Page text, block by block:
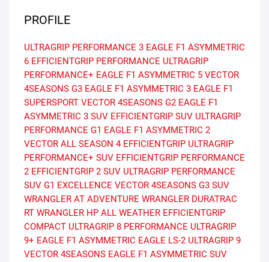
PROFILE
ULTRAGRIP PERFORMANCE 3 EAGLE F1 ASYMMETRIC
6 EFFICIENTGRIP PERFORMANCE ULTRAGRIP
PERFORMANCE+ EAGLE F1 ASYMMETRIC 5 VECTOR
4SEASONS G3 EAGLE F1 ASYMMETRIC 3 EAGLE F1
SUPERSPORT VECTOR 4SEASONS G2 EAGLE F1
ASYMMETRIC 3 SUV EFFICIENTGRIP SUV ULTRAGRIP
PERFORMANCE G1 EAGLE F1 ASYMMETRIC 2
VECTOR ALL SEASON 4 EFFICIENTGRIP ULTRAGRIP
PERFORMANCE+ SUV EFFICIENTGRIP PERFORMANCE
2 EFFICIENTGRIP 2 SUV ULTRAGRIP PERFORMANCE
SUV G1 EXCELLENCE VECTOR 4SEASONS G3 SUV
WRANGLER AT ADVENTURE WRANGLER DURATRAC
RT WRANGLER HP ALL WEATHER EFFICIENTGRIP
COMPACT ULTRAGRIP 8 PERFORMANCE ULTRAGRIP
9+ EAGLE F1 ASYMMETRIC EAGLE LS-2 ULTRAGRIP 9
VECTOR 4SEASONS EAGLE F1 ASYMMETRIC SUV